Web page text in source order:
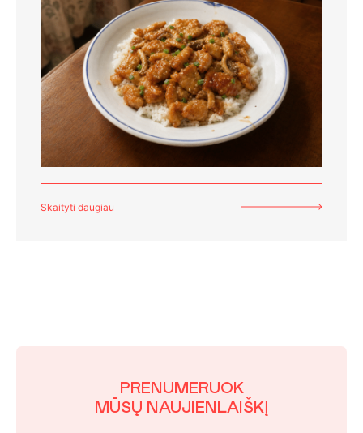
Skaityti daugiau
PRENUMERUOK
MŪSŲ NAUJIENLAIŠKĮ